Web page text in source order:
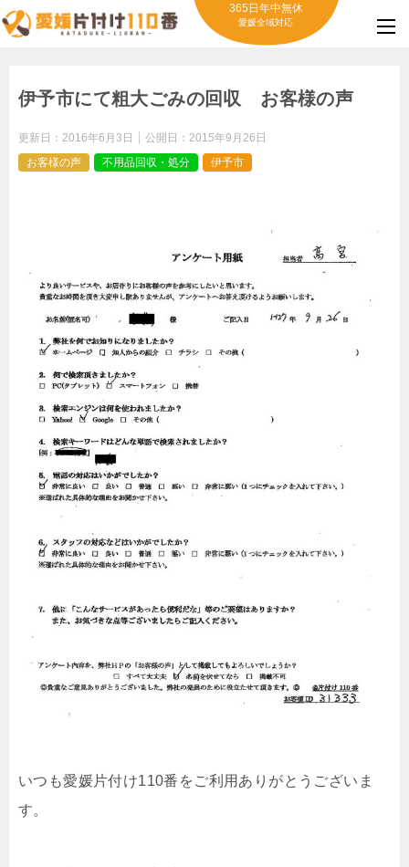
365日年中無休
愛媛全域対応
伊予市にて粗大ごみの回収 お客様の声
更新日： 2016年6月3日 公開日： 2015年9月26日
お客様の声
不用品回収・処分 伊予市
いつも愛媛片付け110番をご利用ありがとうございま
す。